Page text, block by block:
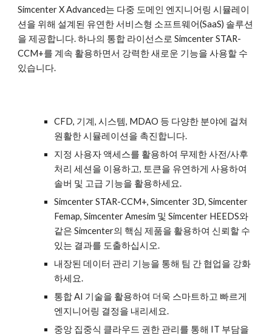
Simcenter X Advanced는 다중 도메인 엔지니어링 시뮬레이
션을 위해 설계된 유연한 서비스형 소프트웨어(SaaS) 솔루션
을 제공합니다. 하나의 통합 라이선스로 Simcenter STAR-
CCM+를 계속 활용하면서 강력한 새로운 기능을 사용할 수
있습니다.
CFD, 기계, 시스템, MDAO 등 다양한 분야에 걸쳐
원활한 시뮬레이션을 촉진합니다.
지정 사용자 액세스를 활용하여 무제한 사전/사후
처리 세션을 이용하고, 토큰을 유연하게 사용하여
솔버 및 고급 기능을 활용하세요.
Simcenter STAR-CCM+, Simcenter 3D, Simcenter
Femap, Simcenter Amesim 및 Simcenter HEEDS와
같은 Simcenter의 핵심 제품을 활용하여 신뢰할 수
있는 결과를 도출하십시오.
내장된 데이터 관리 기능을 통해 팀 간 협업을 강화
하세요.
통합 AI 기술을 활용하여 더욱 스마트하고 빠르게
엔지니어링 결정을 내리세요.
중앙 집중식 클라우드 권한 관리를 통해 IT 부담을